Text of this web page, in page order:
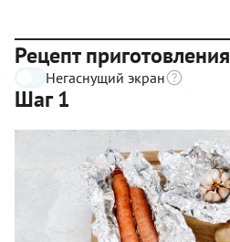
Рецепт приготовления
Негаснущий экран
Шаг 1